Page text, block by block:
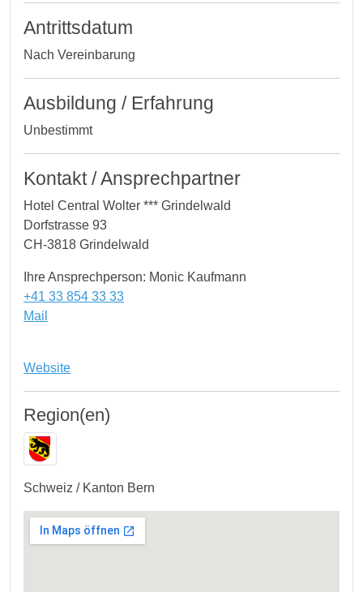
Antrittsdatum
Nach Vereinbarung
Ausbildung / Erfahrung
Unbestimmt
Kontakt / Ansprechpartner
Hotel Central Wolter *** Grindelwald
Dorfstrasse 93
CH-3818 Grindelwald
Ihre Ansprechperson: Monic Kaufmann
+41 33 854 33 33
Mail
Website
Region(en)
Schweiz / Kanton Bern